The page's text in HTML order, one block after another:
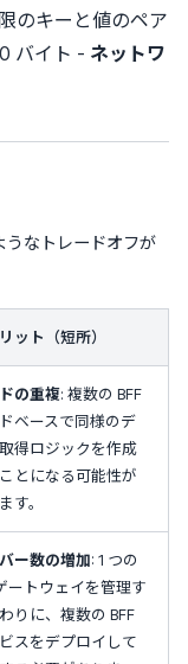
のキーと値のペア
バイト - ネットワ
うなトレードオフが
ット（短所）
の重複: 複数の BFF
ベースで同様のデ
得ロジックを作成
とになる可能性が
す。
ー数の増加: 1 つの
ートウェイを管理す
りに、複数の BFF
スをデプロイして